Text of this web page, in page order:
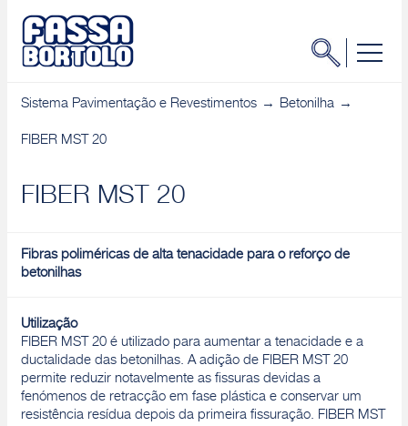
Sistema Pavimentação e Revestimentos Betonilha
FIBER MST 20
FIBER MST 20
Fibras poliméricas de alta tenacidade para o reforço de
betonilhas
Utilização
FIBER MST 20 é utilizado para aumentar a tenacidade e a
ductalidade das betonilhas. A adição de FIBER MST 20
permite reduzir notavelmente as fissuras devidas a
fenómenos de retracção em fase plástica e conservar um
resistência resídua depois da primeira fissuração. FIBER MST